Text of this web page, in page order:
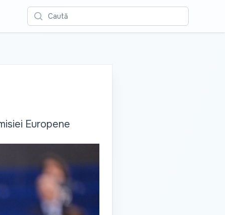
Caută
Europene